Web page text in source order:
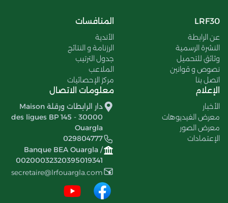
LRF30
عن الرابطة
النشرة الرسمية
وثائق للتحميل
نصوص و قوانين
اتصل بنا
المنافسات
الأندية
الرزنامة و النتائج
جدول الترتيب
الملاعب
مركز الإحصائيات
الإعلام
الأخبار
معرض الفيديوهات
معرض الصور
الإعتمادات
معلومات الاتصال
دار الرابطات ورقلة Maison
des ligues BP 145 - 30000
Ouargla
029804777
Banque BEA Ouargla /
00200032320395019341
secretaire@lrfouargla.com